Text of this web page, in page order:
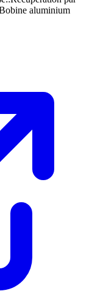
aluminium